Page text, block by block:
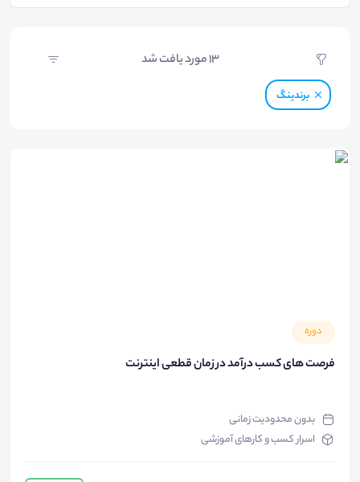
13مورد یافت شد
برندینگ
دوره
فرصت های کسب درآمد در زمان قطعی اینترنت
بدون محدودیت زمانی
اسرار کسب و کارهای آموزشی